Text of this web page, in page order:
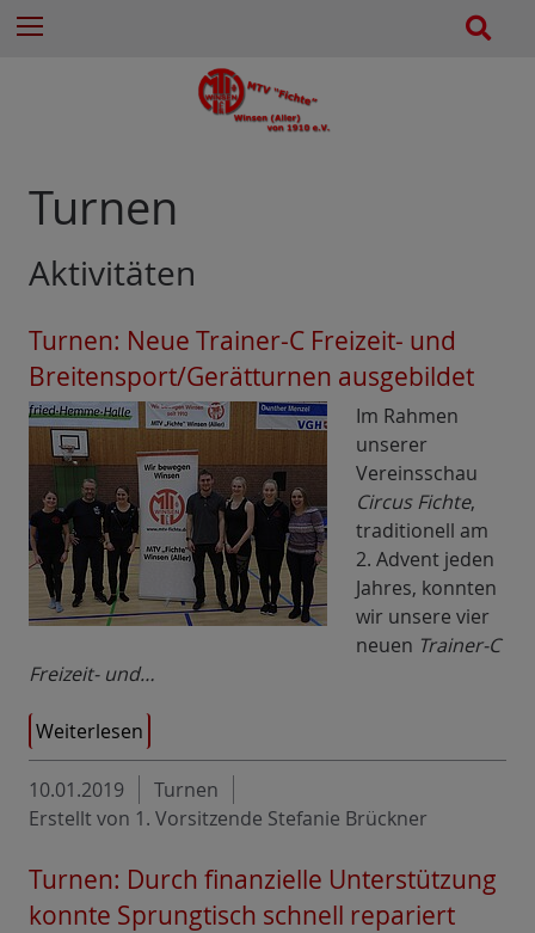
Turnen
Aktivitäten
Turnen: Neue Trainer-C Freizeit- und
Breitensport/Gerätturnen ausgebildet
Im Rahmen
unserer
Vereinsschau
Circus Fichte,
traditionell am
2. Advent jeden
Jahres, konnten
wir unsere vier
neuen Trainer-C
Freizeit- und…
Weiterlesen
10.01.2019
Turnen
Erstellt von 1. Vorsitzende Stefanie Brückner
Turnen: Durch finanzielle Unterstützung
konnte Sprungtisch schnell repariert